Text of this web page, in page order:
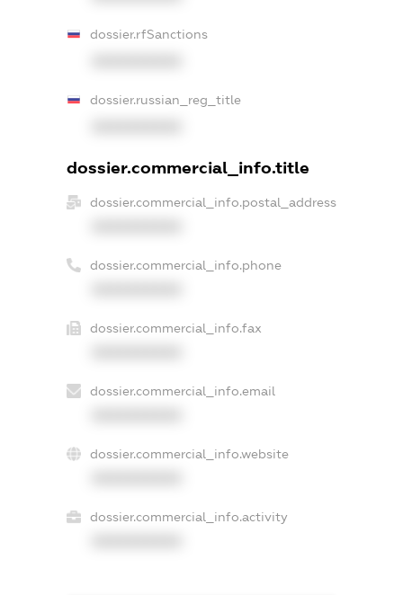
dossier.rfSanctions
dossier.russian_reg_title
dossier.commercial_info.title
dossier.commercial_info.postal_address
dossier.commercial_info.phone
dossier.commercial_info.fax
dossier.commercial_info.email
dossier.commercial_info.website
dossier.commercial_info.activity